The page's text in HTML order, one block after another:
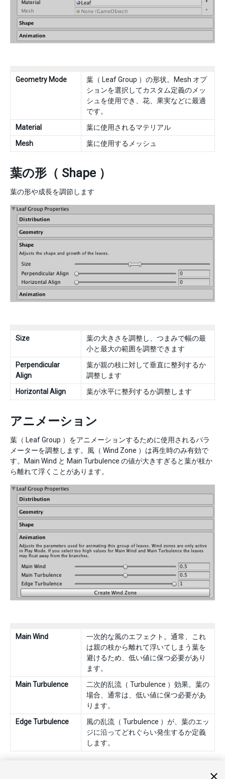
Geometry Mode
葉（ Leaf Group ）の形状。Mesh オプ
ションを選択してカスタム定義のメッ
シュを使用でき、花、果実などに最適
です。
Material
葉に使用されるマテリアル
Mesh
葉に使用するメッシュ
葉の形（ Shape ）
葉の形や成長を調節します
Size
葉の大きさを調整し、つまみで幅の最
小と最大の範囲を調整できます
Perpendicular
Align
葉が親の枝に対して垂直に整列するか
調整します
Horizontal Align
葉が水平に整列するか調整します
アニメーション
葉（ Leaf Group ）をアニメーションするために使用されるパラ
メーターを調整します。風（ Wind Zone ）は再生時のみ有効で
す。Main Wind と Main Turbulence の値が大きすぎると葉が枝か
ら離れて浮くことがあります。
Main Wind
一次的な風のエフェクト。通常、これ
は親の枝から離れて浮いてしまう葉を
避けるため、低い値に保つ必要があり
ます。
Main Turbulence
二次的乱流（ Turbulence ）効果。葉の
場合、通常は、低い値に保つ必要があ
ります。
Edge Turbulence
風の乱流（ Turbulence ）が、葉のエッ
ジに沿ってどれぐらい発生するか定義
します。